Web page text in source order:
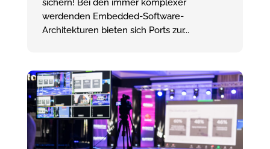
sichern! Bei den immer komplexer
werdenden Embedded-Software-
Architekturen bieten sich Ports zur...